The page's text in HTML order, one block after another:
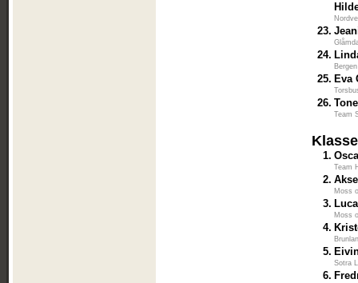
23.
24.
25. Eva
26.
Team
1.
Team
2.
Moss
3.
Moss
4.
5.
Sotra
6.